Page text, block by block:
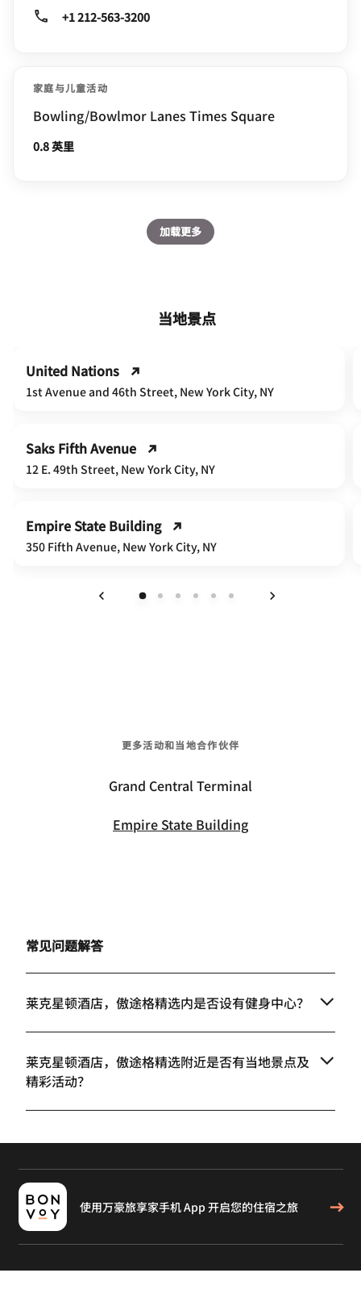
+1 212-563-3200
家庭与儿童活动
Bowling/Bowlmor Lanes Times Square
0.8 英里
加载更多
当地景点
United Nations
1st Avenue and 46th Street, New York City, NY
Saks Fifth Avenue
12 E. 49th Street, New York City, NY
Empire State Building
350 Fifth Avenue, New York City, NY
更多活动和当地合作伙伴
Grand Central Terminal
Empire State Building
常见问题解答
莱克星顿酒店，傲途格精选内是否设有健身中心？
莱克星顿酒店，傲途格精选附近是否有当地景点及
精彩活动？
使用万豪旅享家手机 App 开启您的住宿之旅